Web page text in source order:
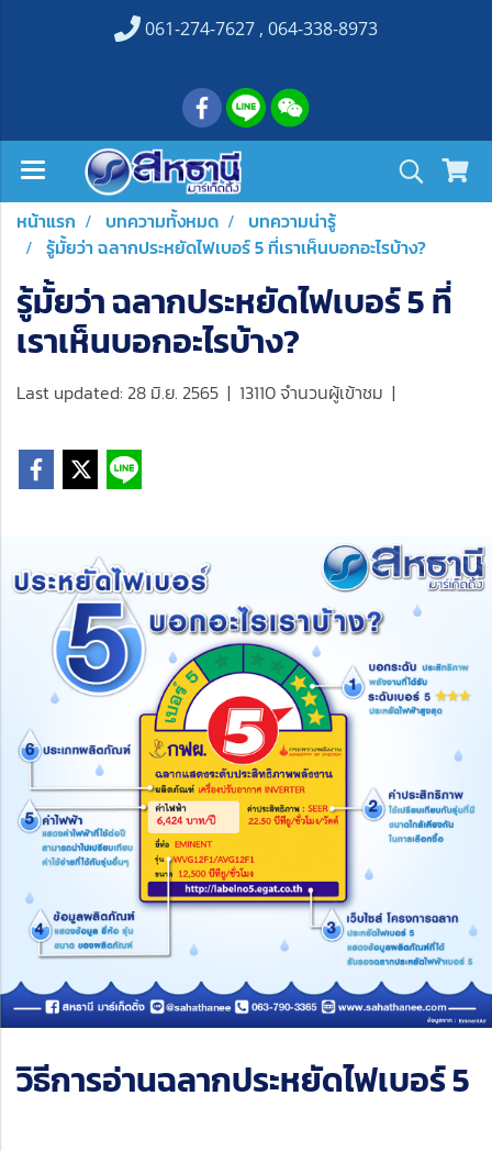
061-274-7627 , 064-338-8973
หน้าแรก บทความทั้งหมด
บทความน่ารู้
รู้มั้ยว่า ฉลากประหยัดไฟเบอร์ 5 ที่เราเห็นบอกอะไรบ้าง?
รู้มั้ยว่า ฉลากประหยัดไฟเบอร์ 5 ที่
เราเห็นบอกอะไรบ้าง?
Last updated: 28 มิ.ย. 2565 | 13110 จำนวนผู้เข้าชม |
วิธีการอ่านฉลากประหยัดไฟเบอร์ 5